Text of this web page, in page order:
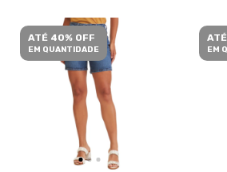
ATÉ 40% OFF
EM QUANTIDADE EM